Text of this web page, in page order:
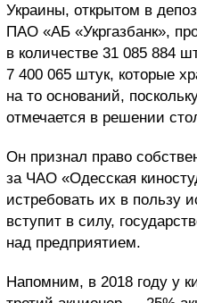
Украины, открытом в
ПАО «АБ «Укргазбанк»,
в количестве 31 085 884
7 400 065 штук, которые
на то оснований,
отмечается в решении
Он признал право
за ЧАО «Одесская
истребовать их в пользу
вступит в силу,
над предприятием.
Напомним, в 2018 году у